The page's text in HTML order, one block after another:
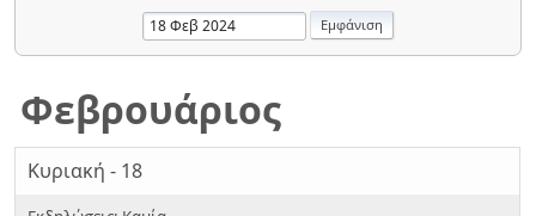
Φεβρουάριος
Κυριακή - 18